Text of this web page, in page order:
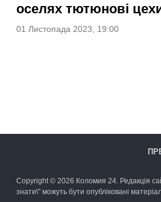
оселях тютюнові
01 Листопада 2023, 19:00
Copyright © 2026 Коломия 24. Редакція
знати\" можуть бути опубліковані